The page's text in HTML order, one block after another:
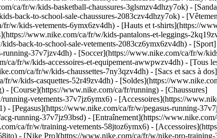
ca/fr/w/kids-basketball-chaussures-3glsmzv4dhzy7ok) -
back-to-school-sale-chaussures-2083czv4dhzy7ok) -
w/kids-vetements-6ymx6zv4dh) - [Hauts et t-shirts](https://
www.nike.com/ca/fr/w/kids-pantalons-et-leggings-
back-to-school-sale-vetements-2083cz6ymx6zv4dh) - [Sport]
37v7jzv4dh) - [Soccer](https://www.nike.com/ca/fr/w/
ca/fr/w/kids-accessoires-et-equipement-awwpwzv4dh) - [Tous
ca/fr/w/kids-chaussettes-7ny3qzv4dh) - [Sacs et sacs à dos]
w/kids-casquettes-52r49zv4dh) - [Soldes](https://
- [Course](https://www.nike.com/ca/fr/running) - [Chaussures]
vetements-37v7jz6ymx6) - [Accessoires](https://
[Pegasus](https://www.nike.com/ca/fr/w/pegasus-running-
running-37v7jz93bsd) - [Entraînement](https://
ca/fr/w/training-vetements-58jtoz6ymx6) -
- [Nike Pro](https://www.nike.com/ca/fr/w/nike-pro-